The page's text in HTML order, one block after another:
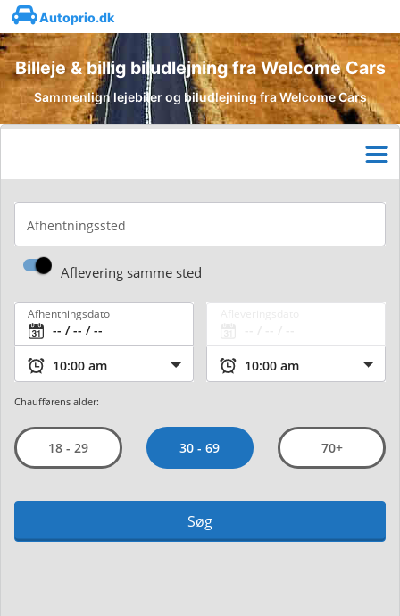
Autoprio.dk
Billeje & billig biludlejning fra Welcome Cars
Sammenlign lejebiler og biludlejning fra Welcome Cars
Afhentningssted
Aflevering samme sted
Afhentningsdato
Chaufførens alder:
18 - 29 30 - 69 70+
Søg